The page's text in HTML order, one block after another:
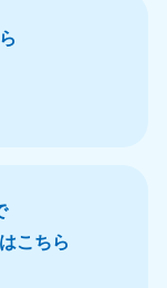
こちら
5276
年中無休
城県
5272
年中無休